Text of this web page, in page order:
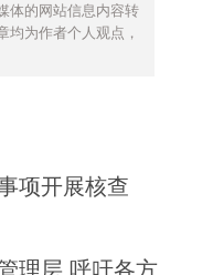
体的网站信息内容转
均为作者个人观点，
项开展核查
理层 呼吁各方